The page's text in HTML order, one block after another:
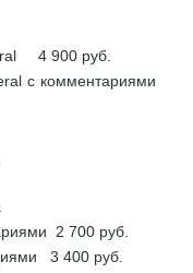
4 900 руб.
с комментариями
2 700 руб.
3 400 руб.